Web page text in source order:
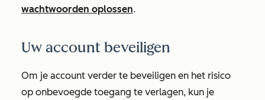
wachtwoorden oplossen.
Uw account beveiligen
Om je account verder te beveiligen en het risico
op onbevoegde toegang te verlagen, kun je